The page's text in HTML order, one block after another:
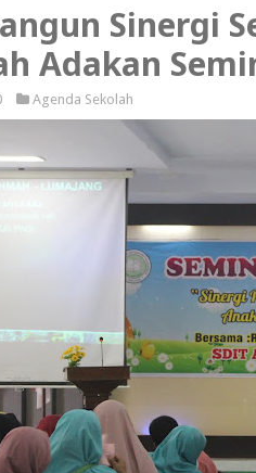
Sinergi
Adakan
Agenda Sekolah